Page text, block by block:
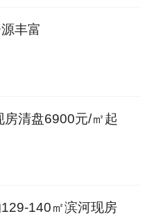
丰富
清盘6900元/㎡起
140㎡滨河现房